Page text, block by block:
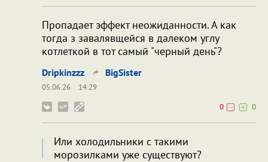
Пропадает эффект неожиданности. А как
тогда з завалявщейся в далеком углу
котлеткой в тот самый "черный день"?
Dripkinzzz BigSister
05.06.26
14:29
0
0
Или холодильники с такими
морозилками уже существуют?